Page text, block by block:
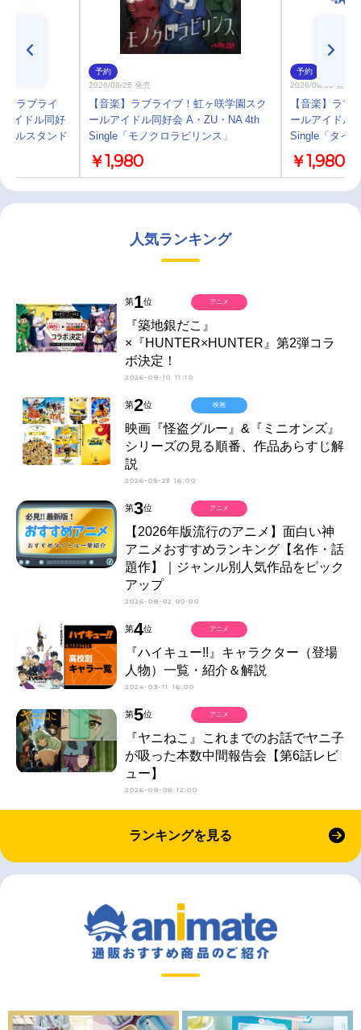
】ラブライ
イドル同好
リルスタンド
予約
2026/08/26 発売
【音楽】ラブライブ！虹ヶ咲学園スク
ールアイドル同好会 A・ZU・NA 4th
Single「モノクロラビリンス」
￥1,980
予約
2026/09/09 発売
【音楽】ラブ
ールアイドル
Single「タイ
￥1,980
人気ランキング
第1位
『築地銀だこ』
×『HUNTER×HUNTER』第2弾コラ
ボ決定！
2026-08-10 11:10
アニメ
第2位
映画『怪盗グルー』&『ミニオンズ』
シリーズの見る順番、作品あらすじ解
説
2026-05-23 16:00
映画
第3位
【2026年版流行のアニメ】面白い神
アニメおすすめランキング【名作・話
題作】｜ジャンル別人気作品をピック
アップ
2026-08-02 00:00
アニメ
第4位
『ハイキュー!!』キャラクター（登場
人物）一覧・紹介＆解説
2024-03-11 16:00
アニメ
第5位
『ヤニねこ』これまでのお話でヤニ子
が吸った本数中間報告会【第6話レビ
ュー】
2026-08-08 12:00
アニメ
ランキングを見る